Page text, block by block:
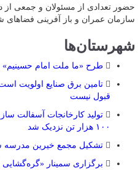
حضور تعدادی از مسئولان و جمعی از
سازمان عمران و باز آفرینی فضاهای
شهرستان‌ها
طرح «ما ملت امام حسینیم»
تامین برق صنایع اولویت
قبول نیست
تولید کارخانجات آسفالت
۱۰۰ هزار تن نزدیک شد
تشکیل مجمع خیرین مدرسه
برگزاری سمینار